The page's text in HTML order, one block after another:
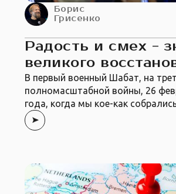
Борис
Грисенко
Радость и смех -
великого
В первый военный Шабат, на
полномасштабной войны, 26
года, когда мы кое-как